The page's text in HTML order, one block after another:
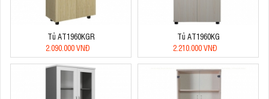
Tủ AT1960KGR
2.090.000 VNĐ
Tủ AT1960KG
2.210.000 VNĐ